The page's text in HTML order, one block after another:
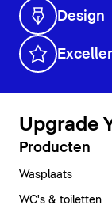
Design
Upgrade
Producten
Wasplaats
WC's & toiletten